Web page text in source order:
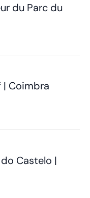
du Parc du
| Coimbra
Castelo |